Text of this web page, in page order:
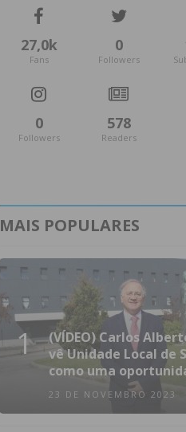
27,0k
Fans
0
Followers
0
Followers
578
Readers
MAIS POPULARES
1
(VÍDEO) Carlos
vê Unidade Local de
como uma
23 DE NOVEMBRO 2023